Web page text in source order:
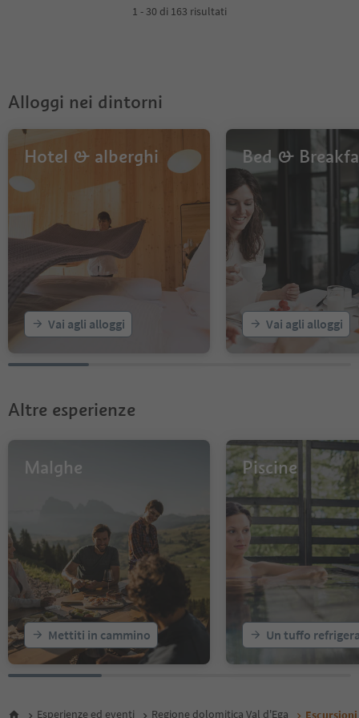
1 - 30 di 163 risultati
Alloggi nei dintorni
Hotel & alberghi
Vai agli alloggi
Bed &
Vai agli alloggi
Altre esperienze
Malghe
Mettiti in cammino
Piscine
Un tuffo
Esperienze ed eventi Regione dolomitica Val d'Ega